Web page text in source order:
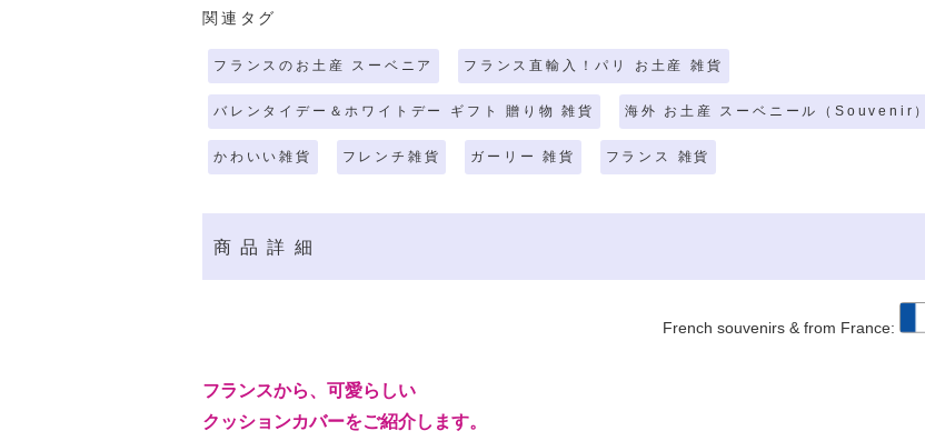
関連タグ
フランスのお土産 スーベニア フランス直輸入！パリ お土産 雑貨
バレンタイデー＆ホワイトデー ギフト 贈り物 雑貨 海外 お土産 スーベニール（Souvenir）
かわいい雑貨 フレンチ雑貨 ガーリー 雑貨 フランス 雑貨
商品詳細
French souvenirs & from France:
フランスから、可愛らしい
クッションカバーをご紹介します。